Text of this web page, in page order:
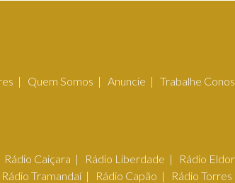
Quem Somos Anuncie
Trabalhe
Rádio Caiçara Rádio Liberdade
Rádio
Rádio Tramandaí Rádio Capão
Rádio Torres